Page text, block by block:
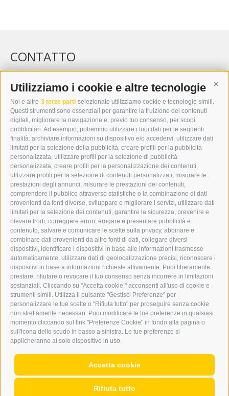
Utilizziamo i cookie e altre tecnologie
Noi e altre 3 terze parti selezionate utilizziamo cookie e tecnologie simili.
Questi strumenti sono essenziali per garantire la fruizione dei contenuti
digitali, migliorare la navigazione e, previo tuo consenso, per scopi
pubblicitari. Ad esempio, potremmo utilizzare i tuoi dati per le seguenti
finalità: archiviare informazioni su dispositivo e/o accedervi, utilizzare dati
limitati per la selezione della pubblicità, creare profili per la pubblicità
personalizzata, utilizzare profili per la selezione di pubblicità
personalizzata, creare profili per la personalizzazione dei contenuti,
utilizzare profili per la selezione di contenuti personalizzati, misurare le
prestazioni degli annunci, misurare le prestazioni dei contenuti,
comprendere il pubblico attraverso statistiche o la combinazione di dati
provenienti da fonti diverse, sviluppare e migliorare i servizi, utilizzare dati
limitati per la selezione dei contenuti, garantire la sicurezza, prevenire e
rilevare frodi, correggere errori, erogare e presentare pubblicità e
contenuto, salvare e comunicare le scelte sulla privacy, abbinare e
combinare dati provenienti da altre fonti di dati, collegare diversi
dispositivi, identificare i dispositivi in base alle informazioni trasmesse
automaticamente, utilizzare dati di geolocalizzazione precisi, riconoscere i
dispositivi in base a informazioni richieste attivamente. Puoi liberamente
prestare, rifiutare o revocare il tuo consenso senza incorrere in limitazioni
sostanziali. Cliccando su "Accetta cookie," acconsenti all'uso di cookie e
strumenti simili. Utilizza il pulsante "Gestisci Preferenze" per
personalizzare le tue scelte o "Rifiuta tutto" per proseguire senza cookie
non strettamente necessari. Puoi modificare le tue preferenze in qualsiasi
momento cliccando sul link "Preferenze Cookie" in fondo alla pagina o
sull'icona dello scudo in basso a sinistra. Le tue preferenze si
applicheranno al solo dispositivo in uso.
Accetta cookie
Rifiuta tutto
CONTATTO
WIPP-MEDIA GMBH
DER ERKER
I-39049 VIPITENO
TEL.: +39 0472 766876
GRAFIK@DERERKER.IT
INFO@DERERKER.IT
BARBARA.FONTANA@DERERKER.IT
ERKER
PUBBLICITÀ NELL’ERKER
PUBBLICITÀ ONLINE
ADDEBITO DIRETTO SEPA
REGOLAMENTO COMMENTI
ONLINE VOTING
SERVICE
EVENTI
ANNUNCI
LINK UTILI
METEO
WEBCAM
VIDEO
NECROLOGI